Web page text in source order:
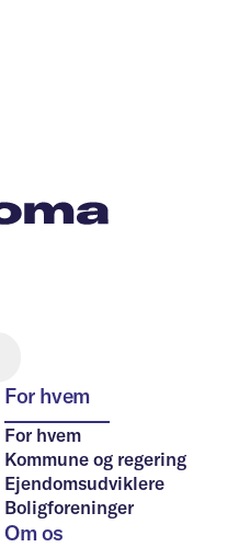
For hvem
For hvem
Kommune og regering
Ejendomsudviklere
Boligforeninger
Om os